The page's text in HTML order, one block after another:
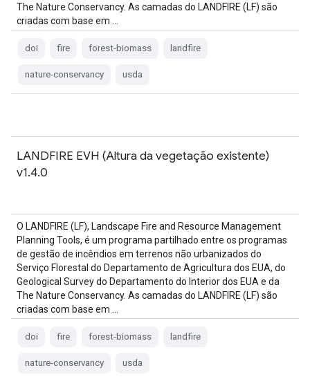
The Nature Conservancy. As camadas do LANDFIRE (LF) são
criadas com base em …
doi fire forest-biomass landfire
nature-conservancy usda
LANDFIRE EVH (Altura da vegetação existente)
v1.4.0
O LANDFIRE (LF), Landscape Fire and Resource Management
Planning Tools, é um programa partilhado entre os programas
de gestão de incêndios em terrenos não urbanizados do
Serviço Florestal do Departamento de Agricultura dos EUA, do
Geological Survey do Departamento do Interior dos EUA e da
The Nature Conservancy. As camadas do LANDFIRE (LF) são
criadas com base em …
doi fire forest-biomass landfire
nature-conservancy usda